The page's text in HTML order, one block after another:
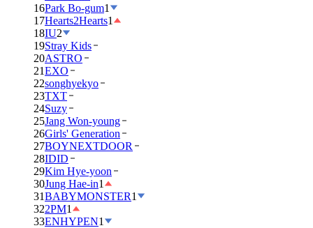
16Park Bo-gum1
17Hearts2Hearts1
18IU2
19Stray Kids
20ASTRO
21EXO
22songhyekyo
23TXT
24Suzy
25Jang Won-young
26Girls' Generation
27BOYNEXTDOOR
28IDID
29Kim Hye-yoon
30Jung Hae-in1
31BABYMONSTER1
322PM1
33ENHYPEN1